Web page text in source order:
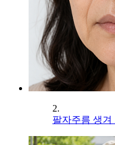
2.
팔자주름 생겨